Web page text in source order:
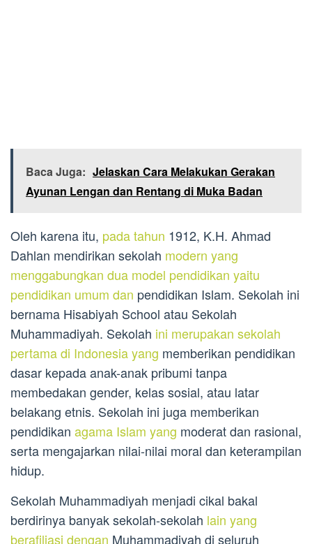
Baca Juga: Jelaskan Cara Melakukan Gerakan
Ayunan Lengan dan Rentang di Muka Badan
Oleh karena itu, pada tahun 1912, K.H. Ahmad
Dahlan mendirikan sekolah modern yang
menggabungkan dua model pendidikan yaitu
pendidikan umum dan pendidikan Islam. Sekolah ini
bernama Hisabiyah School atau Sekolah
Muhammadiyah. Sekolah ini merupakan sekolah
pertama di Indonesia yang memberikan pendidikan
dasar kepada anak-anak pribumi tanpa
membedakan gender, kelas sosial, atau latar
belakang etnis. Sekolah ini juga memberikan
pendidikan agama Islam yang moderat dan rasional,
serta mengajarkan nilai-nilai moral dan keterampilan
hidup.
Sekolah Muhammadiyah menjadi cikal bakal
berdirinya banyak sekolah-sekolah lain yang
berafiliasi dengan Muhammadiyah di seluruh